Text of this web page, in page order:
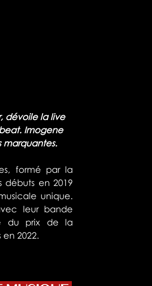
dévoile la live
Imogene
marquantes.
formé par la
débuts en 2019
unique.
leur bande
du prix de la
2022.